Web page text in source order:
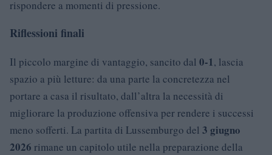
rispondere a momenti di pressione.
Riflessioni finali
Il piccolo margine di vantaggio, sancito dal 0-1, lascia
spazio a più letture: da una parte la concretezza nel
portare a casa il risultato, dall’altra la necessità di
migliorare la produzione offensiva per rendere i successi
meno sofferti. La partita di Lussemburgo del 3 giugno
2026 rimane un capitolo utile nella preparazione della